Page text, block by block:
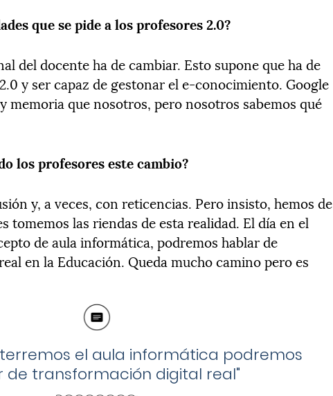
que se pide a los profesores 2.0?
del docente ha de cambiar. Esto supone que ha de
y ser capaz de gestonar el e-conocimiento. Google
memoria que nosotros, pero nosotros sabemos qué
los profesores este cambio?
y, a veces, con reticencias. Pero insisto, hemos de
tomemos las riendas de esta realidad. El día en el
de aula informática, podremos hablar de
en la Educación. Queda mucho camino pero es
el aula informática podremos
de transformación digital real"